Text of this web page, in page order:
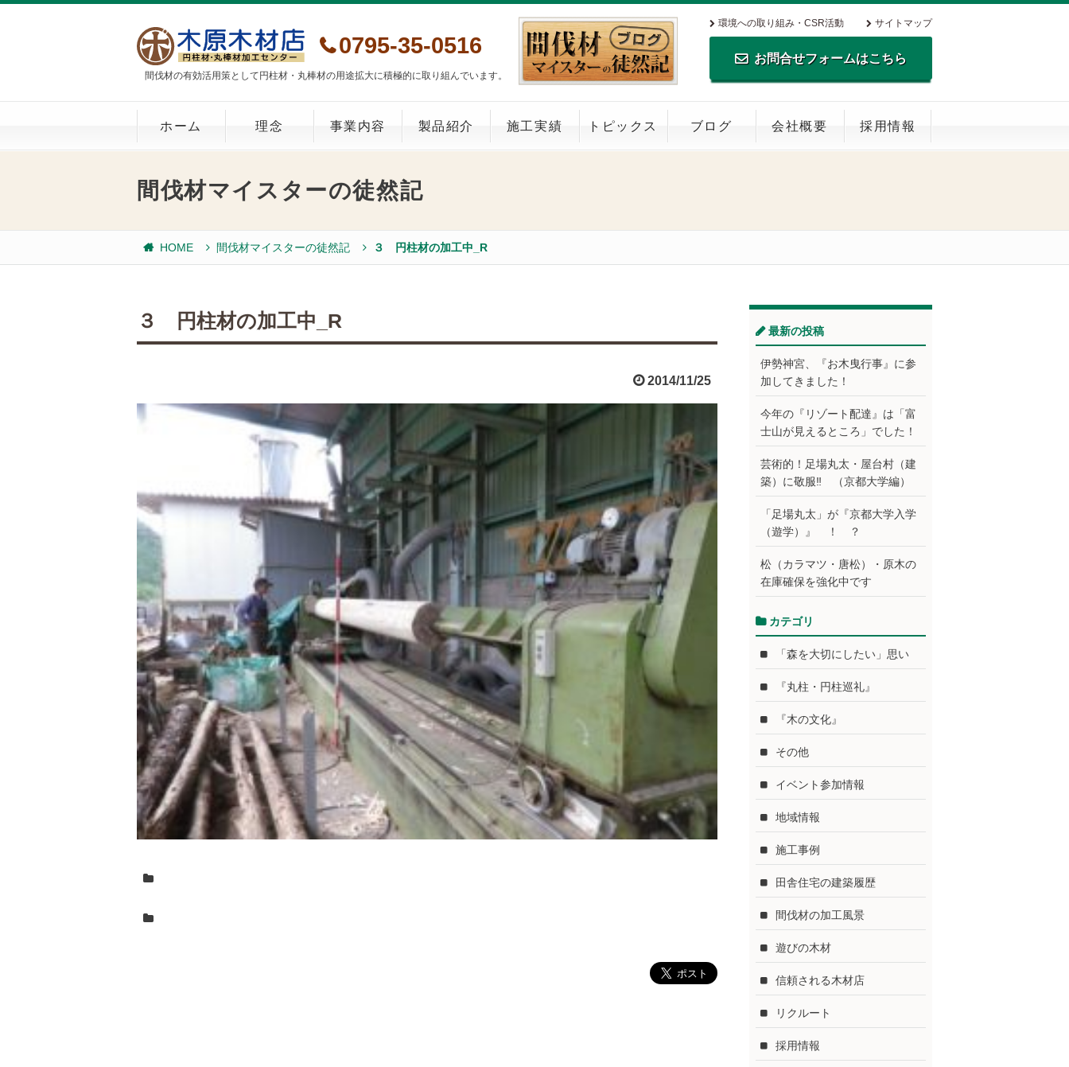
間伐材の有効活用策として円柱材・丸棒材の用途拡大に積極的に取り組んでいます。
0795-35-0516
環境への取り組み・CSR活動 サイトマップ
お問合せフォームはこちら
TEL.0795-35-0516 FAX.0795-35-
0269
ホーム 理念 事業内容 製品紹介 施工実績 トピックス ブログ 会社概要 採用情報
間伐材マイスターの徒然記
HOME 間伐材マイスターの徒然記 ３ 円柱材の加工中_R
３ 円柱材の加工中_R
2014/11/25
最新の投稿
伊勢神宮、『お木曳行事』に参
加してきました！
今年の『リゾート配達』は「富
士山が見えるところ」でした！
芸術的！足場丸太・屋台村（建
築）に敬服‼ （京都大学編）
「足場丸太」が『京都大学入学
（遊学）』 ！ ？
松（カラマツ・唐松）・原木の
在庫確保を強化中です
カテゴリ
「森を大切にしたい」思い
『丸柱・円柱巡礼』
『木の文化』
その他
イベント参加情報
地域情報
施工事例
田舎住宅の建築履歴
間伐材の加工風景
遊びの木材
信頼される木材店
リクルート
採用情報